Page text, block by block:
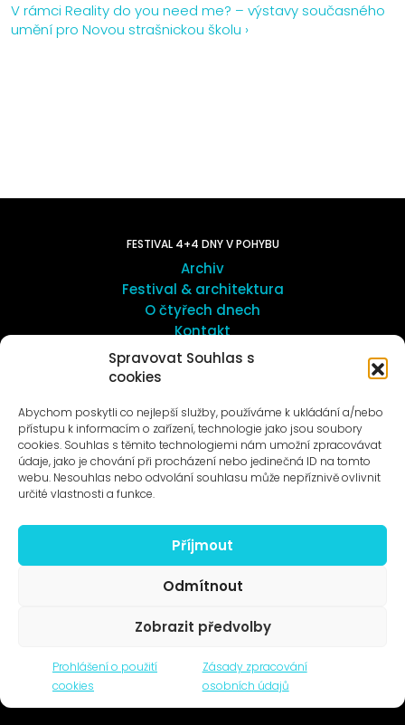
Spravovat Souhlas s
cookies
Abychom poskytli co nejlepší služby, používáme k ukládání a/nebo
přístupu k informacím o zařízení, technologie jako jsou soubory
cookies. Souhlas s těmito technologiemi nám umožní zpracovávat
údaje, jako je chování při procházení nebo jedinečná ID na tomto
webu. Nesouhlas nebo odvolání souhlasu může nepříznivě ovlivnit
určité vlastnosti a funkce.
Příjmout
Odmítnout
Zobrazit předvolby
Prohlášení o použití
cookies
Zásady zpracování
osobních údajů
V rámci Reality do you need me? – výstavy současného
umění pro Novou strašnickou školu ›
FESTIVAL 4+4 DNY V POHYBU
Archiv
Festival & architektura
O čtyřech dnech
Kontakt
O umění v Motole
Novinky na e-mail
© 1996–2025
Čtyři dny, z.s. / Four Days association